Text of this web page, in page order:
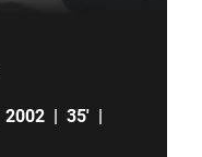
2002 | 35' |